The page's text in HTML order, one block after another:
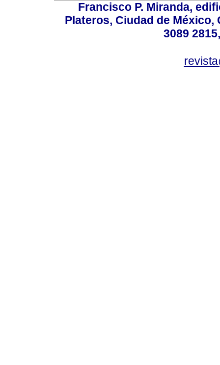
Francisco P. Miranda,
Plateros, Ciudad de México,
3089